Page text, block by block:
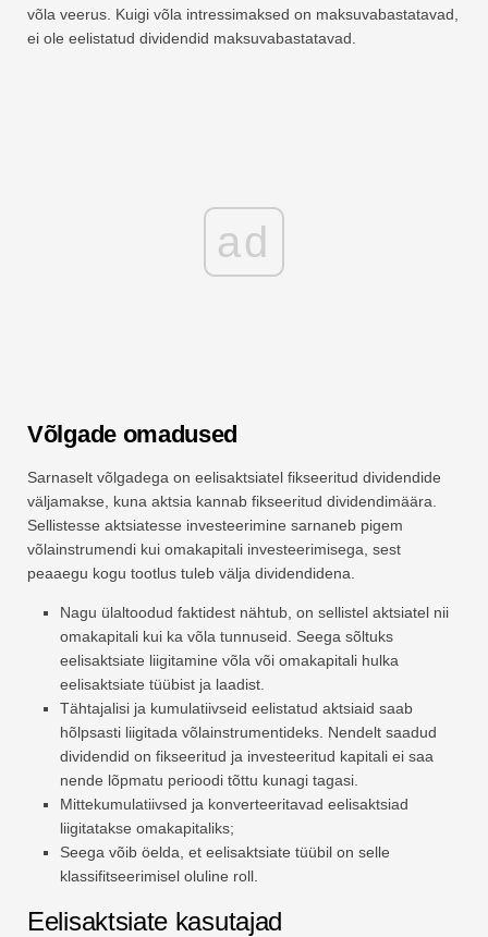
võla veerus. Kuigi võla intressimaksed on maksuvabastatavad,
ei ole eelistatud dividendid maksuvabastatavad.
ad
Võlgade omadused
Sarnaselt võlgadega on eelisaktsiatel fikseeritud dividendide
väljamakse, kuna aktsia kannab fikseeritud dividendimäära.
Sellistesse aktsiatesse investeerimine sarnaneb pigem
võlainstrumendi kui omakapitali investeerimisega, sest
peaaegu kogu tootlus tuleb välja dividendidena.
Nagu ülaltoodud faktidest nähtub, on sellistel aktsiatel nii
omakapitali kui ka võla tunnuseid. Seega sõltuks
eelisaktsiate liigitamine võla või omakapitali hulka
eelisaktsiate tüübist ja laadist.
Tähtajalisi ja kumulatiivseid eelistatud aktsiaid saab
hõlpsasti liigitada võlainstrumentideks. Nendelt saadud
dividendid on fikseeritud ja investeeritud kapitali ei saa
nende lõpmatu perioodi tõttu kunagi tagasi.
Mittekumulatiivsed ja konverteeritavad eelisaktsiad
liigitatakse omakapitaliks;
Seega võib öelda, et eelisaktsiate tüübil on selle
klassifitseerimisel oluline roll.
Eelisaktsiate kasutajad